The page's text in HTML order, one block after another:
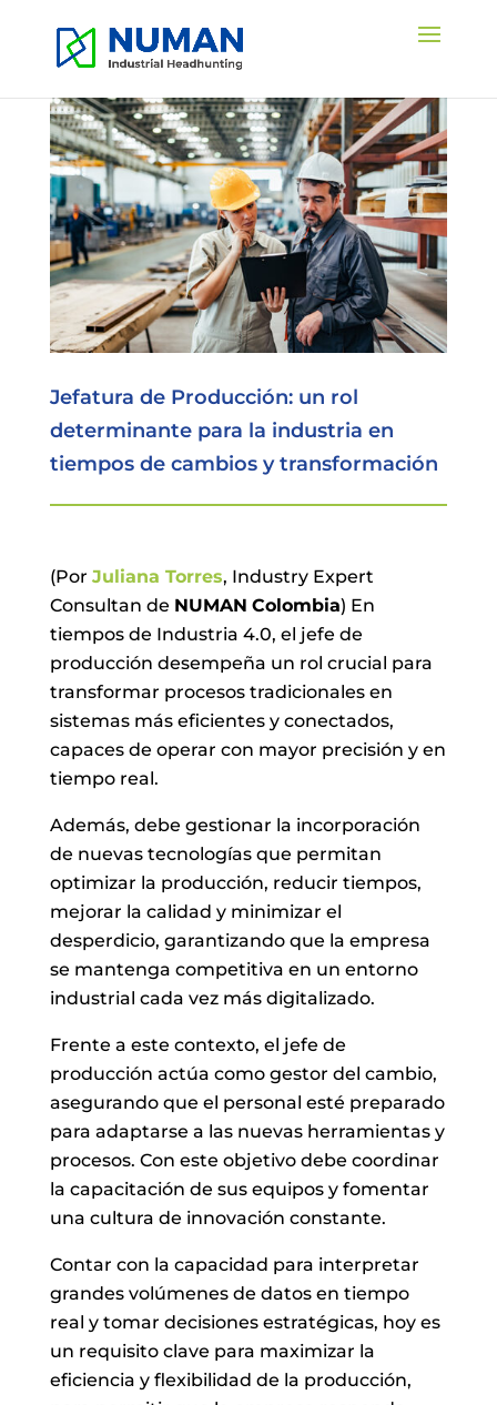
Jefatura de Producción: un rol
determinante para la industria en
tiempos de cambios y transformación
(Por Juliana Torres, Industry Expert
Consultan de NUMAN Colombia) En
tiempos de Industria 4.0, el jefe de
producción desempeña un rol crucial para
transformar procesos tradicionales en
sistemas más eficientes y conectados,
capaces de operar con mayor precisión y en
tiempo real.
Además, debe gestionar la incorporación
de nuevas tecnologías que permitan
optimizar la producción, reducir tiempos,
mejorar la calidad y minimizar el
desperdicio, garantizando que la empresa
se mantenga competitiva en un entorno
industrial cada vez más digitalizado.
Frente a este contexto, el jefe de
producción actúa como gestor del cambio,
asegurando que el personal esté preparado
para adaptarse a las nuevas herramientas y
procesos. Con este objetivo debe coordinar
la capacitación de sus equipos y fomentar
una cultura de innovación constante.
Contar con la capacidad para interpretar
grandes volúmenes de datos en tiempo
real y tomar decisiones estratégicas, hoy es
un requisito clave para maximizar la
eficiencia y flexibilidad de la producción,